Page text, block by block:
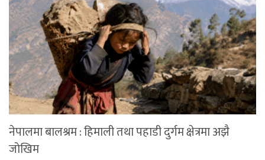
नेपालमा बालश्रम : हिमाली तथा पहाडी दुर्गम क्षेत्रमा अझै
जोखिम